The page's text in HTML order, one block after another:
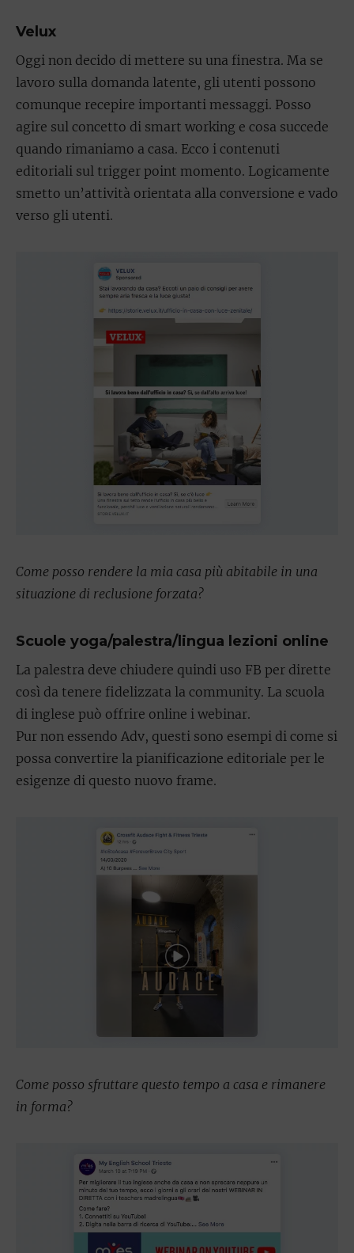
Velux
Oggi non decido di mettere su una finestra. Ma se
lavoro sulla domanda latente, gli utenti possono
comunque recepire importanti messaggi. Posso
agire sul concetto di smart working e cosa succede
quando rimaniamo a casa. Ecco i contenuti
editoriali sul trigger point momento. Logicamente
smetto un’attività orientata alla conversione e vado
verso gli utenti.
Come posso rendere la mia casa più abitabile in una
situazione di reclusione forzata?
Scuole yoga/palestra/lingua lezioni online
La palestra deve chiudere quindi uso FB per dirette
così da tenere fidelizzata la community. La scuola
di inglese può offrire online i webinar.
Pur non essendo Adv, questi sono esempi di come si
possa convertire la pianificazione editoriale per le
esigenze di questo nuovo frame.
Come posso sfruttare questo tempo a casa e rimanere
in forma?